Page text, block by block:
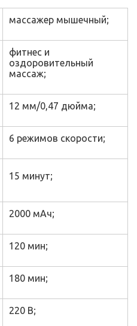
массажер мышечный;
фитнес и
оздоровительный
массаж;
12 мм/0,47 дюйма;
6 режимов скорости;
15 минут;
2000 мАч;
120 мин;
180 мин;
220 В;